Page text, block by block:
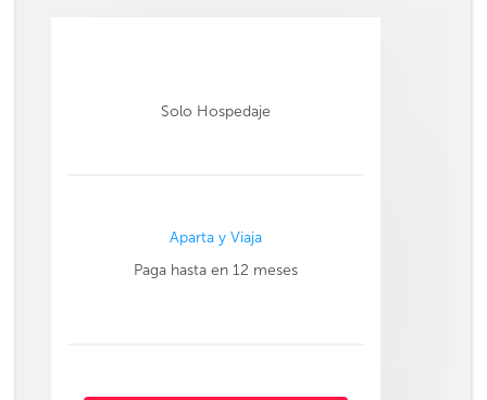
Solo Hospedaje
Aparta y Viaja
Paga hasta en 12 meses